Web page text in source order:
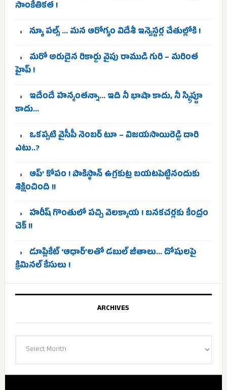
సాంకేతికత !
న్యూ పల్స్ … మన ఆరోగ్యం విదేశీ ఇన్వెస్టర్ల చేతుల్లోకి !
మరో అరుదైన రికార్డు వైపు రాముడి గురి – మరింత
హైప్ !
ఇదేందే హన్మంతన్నా… ఇది నీ భాషా కాదు, నీ స్క్రిప్టూ
కాదు…
ఒకప్పటి వైసీపీ నెంబర్ టూ – విజయసాయిరెడ్డి దారి
ఎటు..?
ఆప్’ కోపం ! పాకిస్థాన్ ఉగ్రకుట్ర బయటపెట్టినందుకు
శిక్షించింది !!
హరీష్ గొంతులో పచ్చి వెలక్కాయ ! బనకచర్లకు కేంద్రం
చెక్ !!
డూప్లికేట్ ‘ఆధార్’లతో డబుల్ జీతాలు… దోషులపై
క్రిమినల్ కేసులు !
ARCHIVES